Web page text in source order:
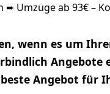
Umzüge ab 93€ –
wenn es um
Angebote
beste Angebot für